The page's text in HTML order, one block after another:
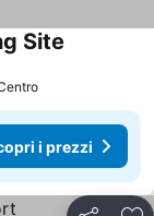
Site
i prezzi